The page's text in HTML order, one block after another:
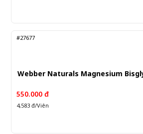
#27677
Webber Naturals Magnesium
550.000 đ
4,583 đ/Viên